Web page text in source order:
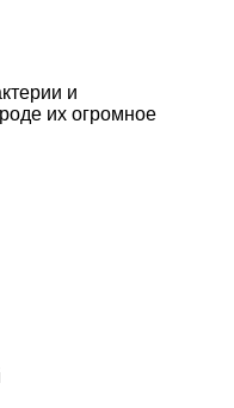
и
их огромное